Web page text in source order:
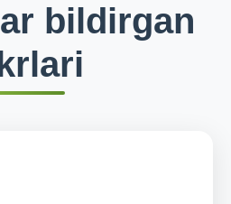
bildirgan